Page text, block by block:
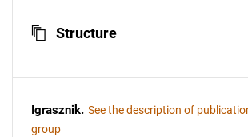
Structure
Igrasznik. See the description of
group